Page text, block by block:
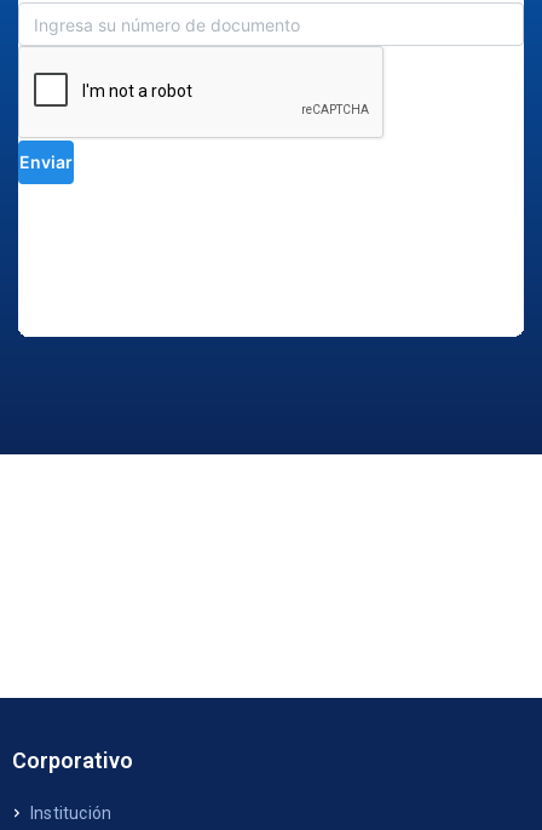
Corporativo
Institución